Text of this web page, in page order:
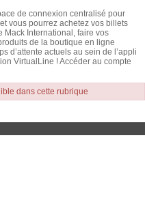
de connexion centralisé pour
vous pourrez achetez vos billets
Mack International, faire vos
de la boutique en ligne
d’attente actuels au sein de l’appli
VirtualLine !Accéder au compte
dans cette rubrique